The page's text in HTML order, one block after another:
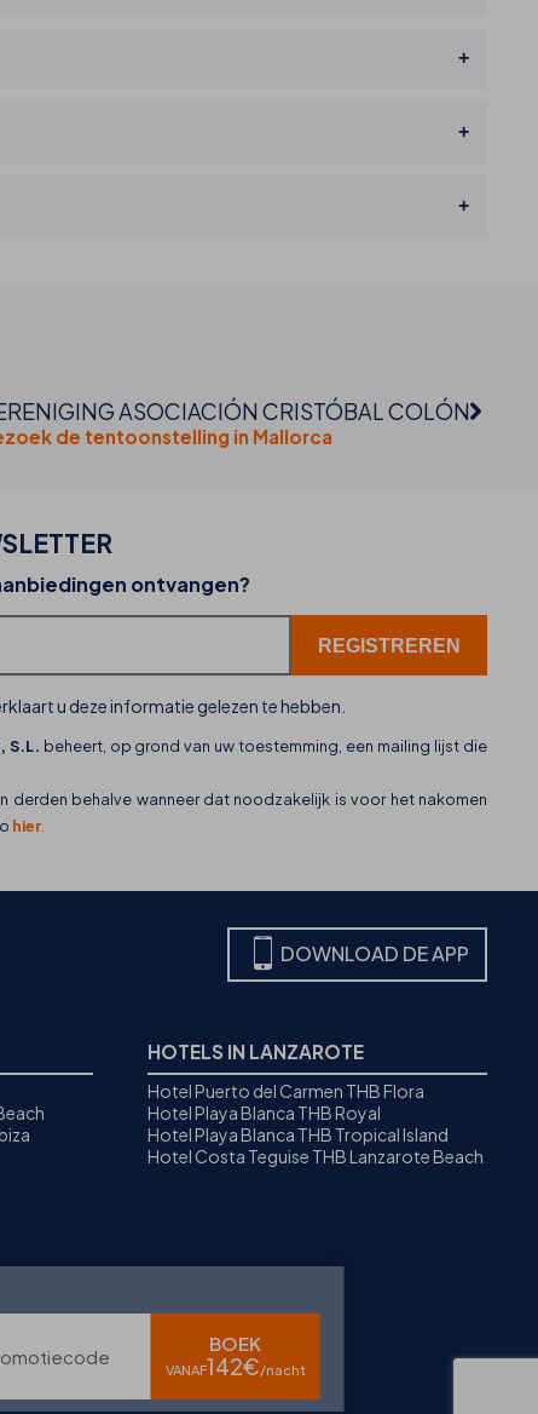
BOEK
VANAF142€/nacht
ASOCIACIÓN CRISTÓBAL COLÓN
de tentoonstelling in Mallorca
THB hotels zet WhatsApp in als nieuw
klantenservicekanaal
ontvangen?
u deze informatie gelezen te hebben.
S.L. beheert, op grond van uw toestemming, een mailing lijst die
derden behalve wanneer dat noodzakelijk is voor het nakomen
hier
DOWNLOAD DE APP
HOTELS IN LANZAROTE
Hotel Puerto del Carmen THB Flora
Hotel Playa Blanca THB Royal
Hotel Playa Blanca THB Tropical Island
Hotel Costa Teguise THB Lanzarote Beach